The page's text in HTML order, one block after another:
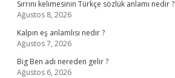
Sırrını kelimesinin Türkçe sözlük anlamı nedir ?
Ağustos 8, 2026
Kalpın eş anlamlısı nedir ?
Ağustos 7, 2026
Big Ben adı nereden gelir ?
Ağustos 6, 2026